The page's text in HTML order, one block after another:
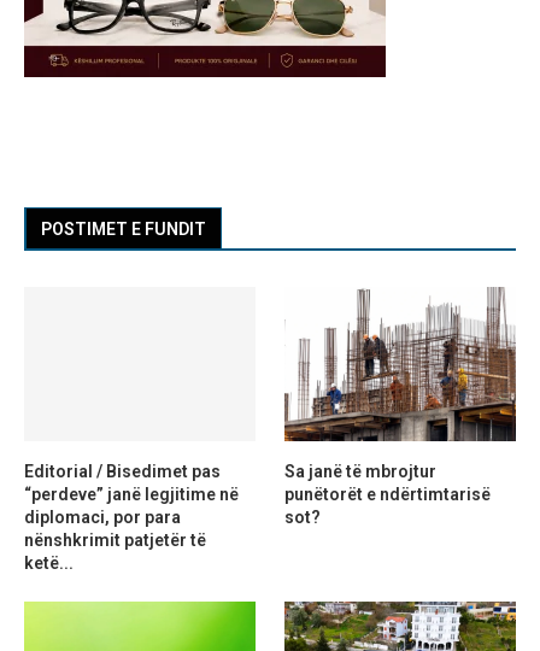
POSTIMET E FUNDIT
Editorial / Bisedimet pas
“perdeve” janë legjitime në
diplomaci, por para
nënshkrimit patjetër të
ketë...
Sa janë të mbrojtur
punëtorët e ndërtimtarisë
sot?